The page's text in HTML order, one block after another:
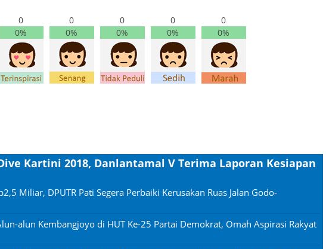
0
0%
0
0%
0
0%
0
0%
0
0%
Kartini 2018, Danlantamal V Terima Laporan Kesiapan
Miliar, DPUTR Pati Segera Perbaiki Kerusakan Ruas Jalan Godo-
alun Kembangjoyo di HUT Ke-25 Partai Demokrat, Omah Aspirasi Rakyat